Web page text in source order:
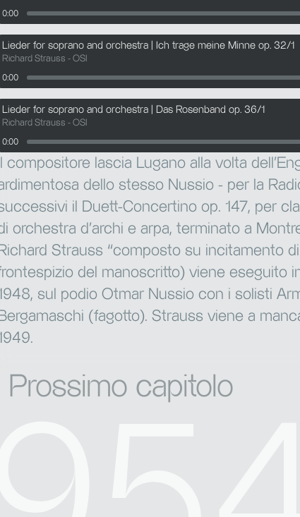
0:00
Lieder for soprano and orchestra | Ich trage meine Minne op. 32/1
Richard Strauss - OSI
0:00
Lieder for soprano and orchestra | Das Rosenband op. 36/1
Richard Strauss - OSI
0:00
Il compositore lascia Lugano alla volta
dello stesso Nussio - per la
il Duett-Concertino op. 147, per
orchestra d’archi e arpa, terminato a
Richard Strauss “composto su incitamento
del manoscritto) viene eseguito
sul podio Otmar Nussio con i solisti
Bergamaschi (fagotto). Strauss viene a
Prossimo capitolo